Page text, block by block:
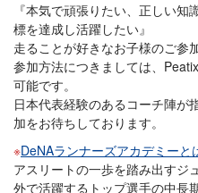
『本気で頑張りたい、正しい
標を達成し活躍したい』
走ることが好きなお子様のご参
参加方法につきましては、
可能です。
日本代表経験のあるコーチ陣が
加をお待ちしております。
DeNAランナーズアカデミーと
アスリートの一歩を踏み出すジ
外で活躍するトップ選手の中長